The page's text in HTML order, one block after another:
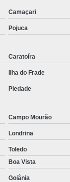
Rastreamento
Monitoramento e
Rastreamento
Camaçari
Pojuca
Caratoíra
Ilha do Frade
Piedade
Campo Mourão
Londrina
Toledo
Boa Vista
Goiânia